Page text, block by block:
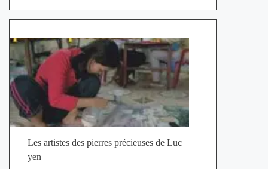
Les artistes des pierres précieuses de Luc
yen